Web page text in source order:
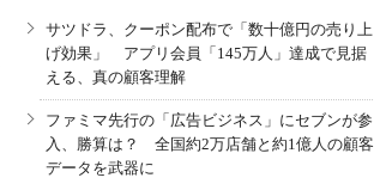
サツドラ、クーポン配布で「数十億円の売り上
げ効果」 アプリ会員「145万人」達成で見据
える、真の顧客理解
ファミマ先行の「広告ビジネス」にセブンが参
入、勝算は？ 全国約2万店舗と約1億人の顧客
データを武器に